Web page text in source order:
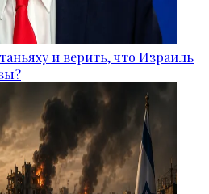
и верить, что Израиль